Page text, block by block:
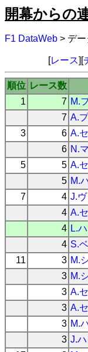
開幕からの
F1 DataWeb > デ
[レース][
順位 レース数
1
7 M.
7 A.
3
6 A.
6 N.
5
5 A.
5 M.
7
4 J.
4 A.
4 L.
4 S.
11
3 M.
3 M.
3 A.
3 A.
3 M.
3 J.ハ